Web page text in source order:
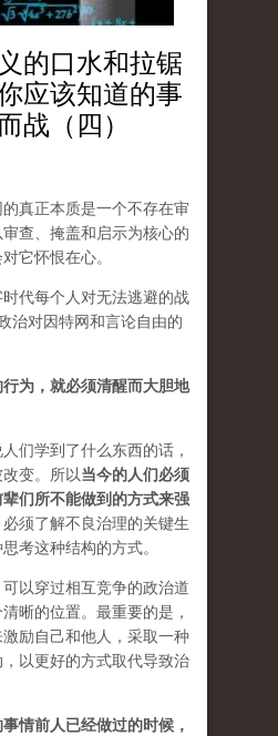
的口水和拉锯
应该知道的事
（四）
的真正本质是一个不存在审
查、掩盖和启示为核心的
它怀恨在心。
代每个人对无法逃避的战
对因特网和言论自由的
为，就必须清醒而大胆地
们学到了什么东西的话，
变。所以当今的人们必须
们所不能做到的方式来强
必须了解不良治理的关键生
考这种结构的方式。
以穿过相互竞争的政治道
晰的位置。最重要的是，
励自己和他人，采取一种
以更好的方式取代导致治
情前人已经做过的时候，